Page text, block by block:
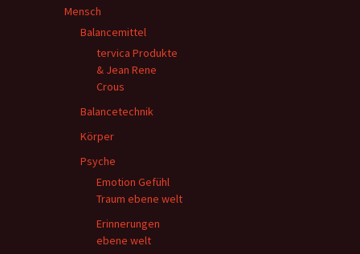
Mensch
Balancemittel
tervica Produkte
& Jean Rene
Crous
Balancetechnik
Körper
Psyche
Emotion Gefühl
Traum ebene welt
Erinnerungen
ebene welt